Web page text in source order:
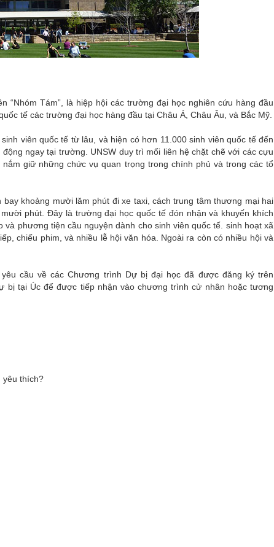
“Nhóm Tám”, là hiệp hội các trường đại học nghiên cứu hàng đầu
tế các trường đại học hàng đầu tại Châu Á, Châu Âu, và Bắc Mỹ.
viên quốc tế từ lâu, và hiện có hơn 11.000 sinh viên quốc tế đến
ngay tại trường. UNSW duy trì mối liên hệ chặt chẽ với các cựu
giữ những chức vụ quan trọng trong chính phủ và trong các tổ
khoảng mười lăm phút đi xe taxi, cách trung tâm thương mại hai
phút. Đây là trường đại học quốc tế đón nhận và khuyến khích
phương tiện cầu nguyện dành cho sinh viên quốc tế. sinh hoạt xã
chiếu phim, và nhiều lễ hội văn hóa. Ngoài ra còn có nhiều hội và
cầu về các Chương trình Dự bị đại học đã được đăng ký trên
bị tại Úc để được tiếp nhận vào chương trình cử nhân hoặc tương
yêu thích?